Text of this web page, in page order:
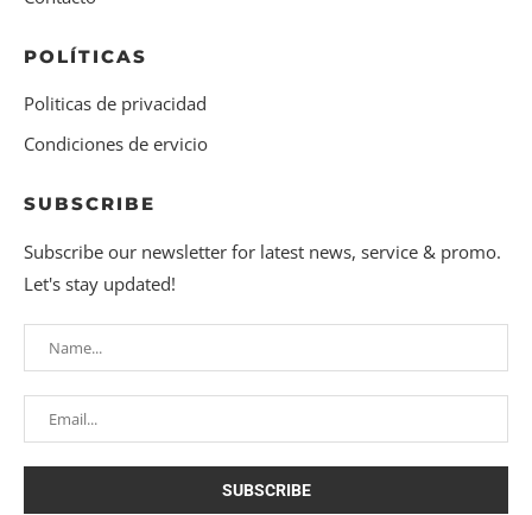
POLÍTICAS
Politicas de privacidad
Condiciones de ervicio
SUBSCRIBE
Subscribe our newsletter for latest news, service & promo.
Let's stay updated!